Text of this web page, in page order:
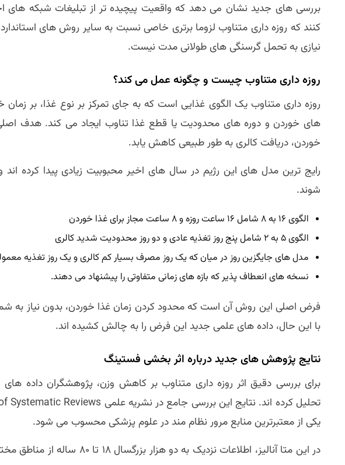
بررسی های جدید نشان می دهد که واقعیت پیچیده تر از تبلیغات شبکه
کنند که روزه داری متناوب لزوما برتری خاصی نسبت به سایر روش های
نیازی به تحمل گرسنگی های طولانی مدت نیست.
روزه داری متناوب چیست و چگونه عمل می کند؟
روزه داری متناوب یک الگوی غذایی است که به جای تمرکز بر نوع غذا، بر زمان
های خوردن و دوره های محدودیت یا قطع غذا تناوب ایجاد می کند. هدف
خوردن، دریافت کالری به طور طبیعی کاهش یابد.
رایج ترین مدل های این رژیم در سال های اخیر محبوبیت زیادی پیدا کرده
شوند.
الگوی ۱۶ به ۸ شامل ۱۶ ساعت روزه و ۸ ساعت مجاز برای غذا خوردن
الگوی ۵ به ۲ شامل پنج روز تغذیه عادی و دو روز محدودیت شدید کالری
مدل های جایگزین روز در میان که یک روز مصرف بسیار کم کالری و یک روز تغذیه
نسخه های انعطاف پذیر که بازه های زمانی متفاوتی را پیشنهاد می دهند.
فرض اصلی این روش آن است که محدود کردن زمان غذا خوردن، بدون نیاز به
با این حال، داده های علمی جدید این فرض را به چالش کشیده اند.
نتایج پژوهش های جدید درباره اثر بخشی فستینگ
یکی از معتبرترین منابع مرور نظام مند در علوم پزشکی محسوب می شود.
در این متا آنالیز، اطلاعات نزدیک